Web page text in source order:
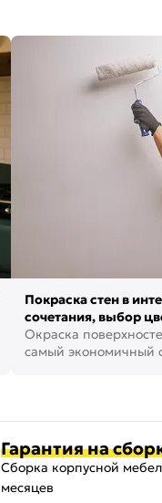
Покраска стен в
сочетания, выбор
фото
Окраска
самый экономичный
Гарантия на
Сборка корпусной
месяцев